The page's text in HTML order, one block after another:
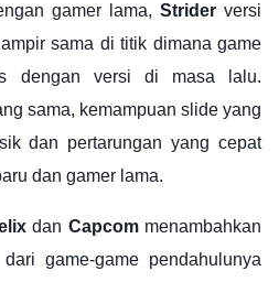
gamer lama, Strider versi
sama di titik dimana game
dengan versi di masa lalu.
sama, kemampuan slide yang
dan pertarungan yang cepat
dan gamer lama.
dan Capcommenambahkan
game-game pendahulunya